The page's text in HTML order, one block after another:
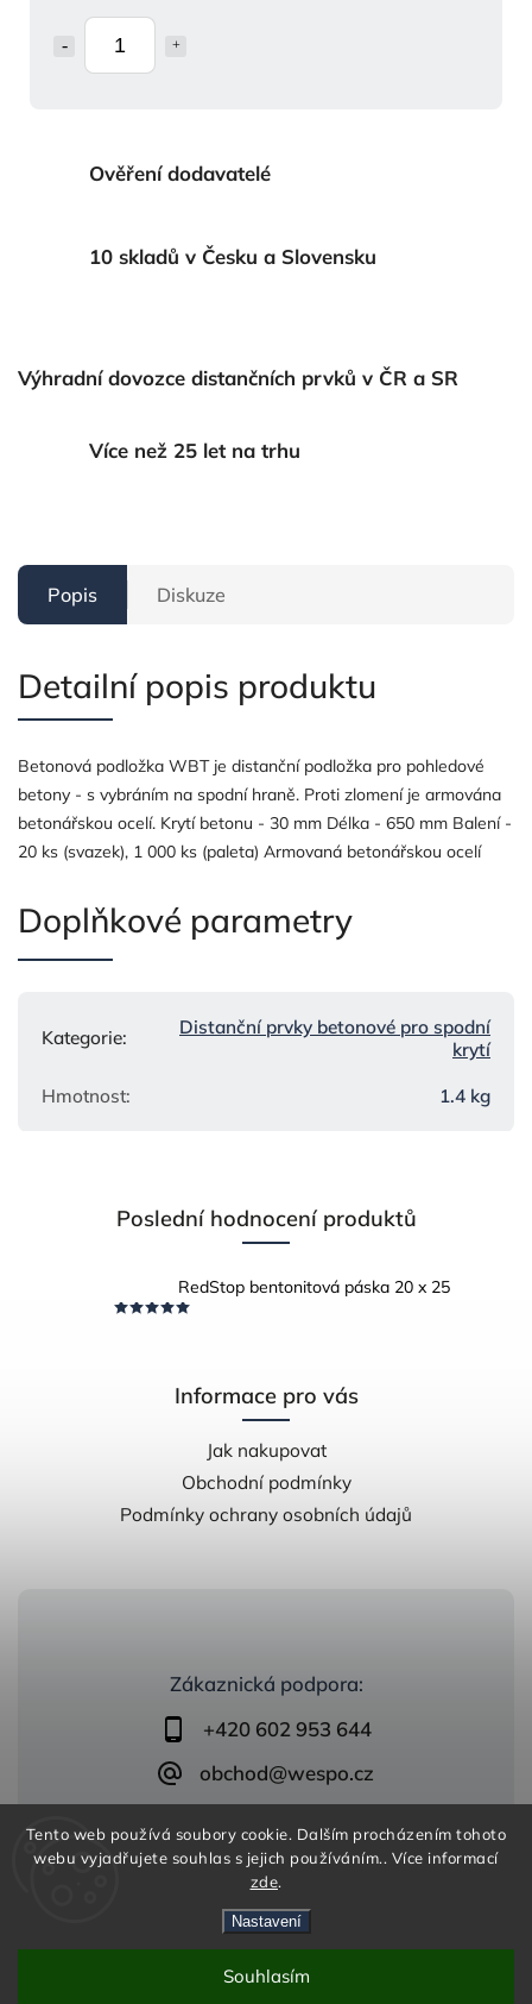
Tento web používá soubory cookie. Dalším procházením tohoto
webu vyjadřujete souhlas s jejich používáním.. Více informací
zde.
Nastavení
Souhlasím
Ověření dodavatelé
10 skladů v Česku a Slovensku
Výhradní dovozce distančních prvků v ČR a SR
Více než 25 let na trhu
Popis Diskuze
Detailní popis produktu
Betonová podložka WBT je distanční podložka pro pohledové
betony - s vybráním na spodní hraně. Proti zlomení je armována
betonářskou ocelí. Krytí betonu - 30 mm Délka - 650 mm Balení -
20 ks (svazek), 1 000 ks (paleta) Armovaná betonářskou ocelí
Doplňkové parametry
Kategorie:
Distanční prvky betonové pro spodní
krytí
Hmotnost: 1.4 kg
Zákaznická podpora:
+420 602 953 644
obchod@wespo.cz
Poslední hodnocení produktů
RedStop bentonitová páska 20 x 25
Informace pro vás
Jak nakupovat
Obchodní podmínky
Podmínky ochrany osobních údajů
zelezobeton.wespo.cz
Shoptet| Design